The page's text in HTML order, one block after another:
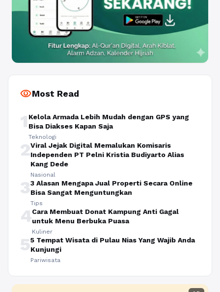
visibilityMost Read
1 Kelola Armada Lebih Mudah dengan GPS yang
Bisa Diakses Kapan Saja
Teknologi
2Viral Jejak Digital Memalukan Komisaris
Independen PT Pelni Kristia Budiyarto Alias
Kang Dede
Nasional
33 Alasan Mengapa Jual Properti Secara Online
Bisa Sangat Menguntungkan
Tips
4Cara Membuat Donat Kampung Anti Gagal
untuk Menu Berbuka Puasa
Kuliner
55 Tempat Wisata di Pulau Nias Yang Wajib Anda
Kunjungi
Pariwisata